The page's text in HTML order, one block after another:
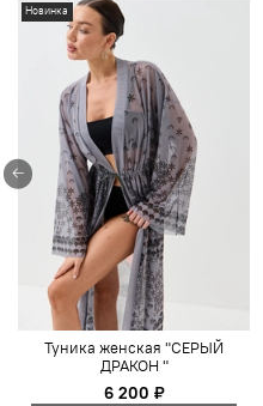
Новинка
Туника женская "СЕРЫЙ
ДРАКОН "
6 200 ₽